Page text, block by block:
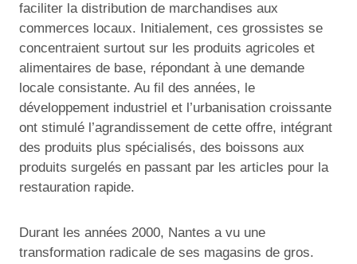
faciliter la distribution de marchandises aux
commerces locaux. Initialement, ces grossistes se
concentraient surtout sur les produits agricoles et
alimentaires de base, répondant à une demande
locale consistante. Au fil des années, le
développement industriel et l’urbanisation croissante
ont stimulé l’agrandissement de cette offre, intégrant
des produits plus spécialisés, des boissons aux
produits surgelés en passant par les articles pour la
restauration rapide.
Durant les années 2000, Nantes a vu une
transformation radicale de ses magasins de gros.